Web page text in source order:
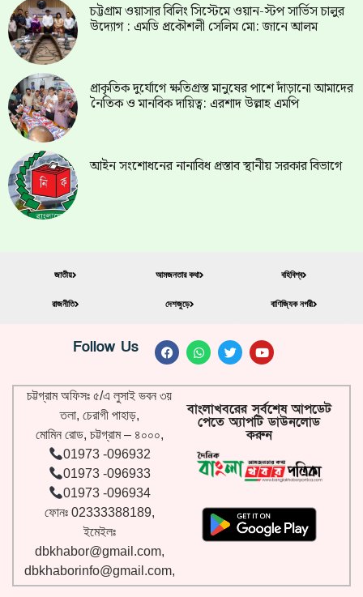
চট্টগ্রাম ওয়াসার বিলিং সিস্টেমে ওয়ান-স্টপ সার্ভিস চালুর
উদ্যোগ : এমডি প্রকৌশলী সেলিম মো: জানে আলম
প্রাকৃতিক দুর্যোগে ক্ষতিগ্রস্ত মানুষের পাশে দাঁড়ানো আমাদের
নৈতিক ও মানবিক দায়িত্ব: এরশাদ উল্লাহ এমপি
আইন সংশোধনের নানাবিধ প্রস্তাব স্থানীয় সরকার বিভাগে
জাতীয়
রাজনীতি
আমজনতার কথা
দেশজুড়ে
বহিবিশ্ব
বাণিজ্যিক নগরী
Follow Us
চট্টগ্রাম অফিসঃ ৫/এ লুসাই ভবন ৩য়
তলা, চেরাগী পাহাড়,
মোমিন রোড, চট্টগ্রাম – ৪০০০,
01973 -096932
01973 -096933
01973 -096934
ফোনঃ 02333388189,
ইমেইলঃ
dbkhabor@gmail.com,
dbkhaborinfo@gmail.com,
বাংলাখবরের সর্বশেষ আপডেট
পেতে অ্যাপটি ডাউনলোড
করুন